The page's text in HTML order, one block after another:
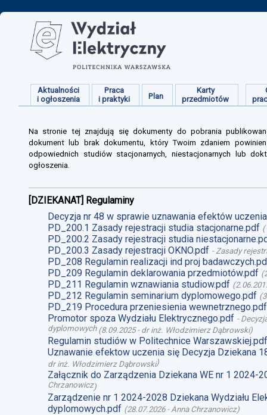
Aktualności
i ogłoszenia
Praca
i praktyki
Plan
Karty
przedmiotów
Na stronie tej znajdują się dokumenty do pobrania
dokument lub brak dokumentu, który Twoim zdaniem
odpowiednich studiów stacjonarnych, niestacjonarnych lub
ogłoszenia.
[DZIEKANAT] Regulaminy
Decyzja nr 48 w sprawie uznawania efektów
PD_200.1 Zasady rejestracji studia stacjonarne.pdf (
PD_200.2 Zasady rejestracji studia
PD_200.3 Zasady rejestracji OKNO.pdf - Zasady
PD_208 Regulamin realizacji ind proj
PD_209 Regulamin deklarowania przedmiotów.pdf (
PD_211 Regulamin wznawiania studiow.pdf (
PD_212 Regulamin seminarium dyplomowego.pdf (
PD_219 Procedura przeniesienia wewnetrznego.pdf
Promotor spoza Wydziału Elektrycznego.pdf -
dyplomowych(8.09.2025- dr inż. Włodzimierz Dąbrowski)
Regulamin studiów w Politechnice Warszawskiej.pdf
Uznawanie efektow uczenia się Decyzja Dziekana
dr inż. Włodzimierz Dąbrowski)
Załącznik do Zarządzenia Dziekana WE nr 1
Chrzanowicz)
Zarządzenie nr 1 2024-2028 Dziekana Wydziału
dyplomowych.pdf (28.07.2026- Anna Chrzanowicz)